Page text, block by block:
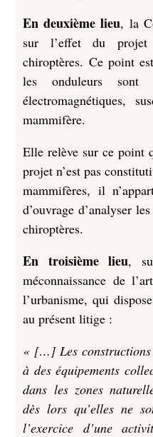
En deuxième lieu, la
sur l’effet du
chiroptères. Ce point
les onduleurs sont
électromagnétiques,
mammifère.
Elle relève sur ce point
projet n’est pas
mammifères, il
d’ouvrage d’analyser
chiroptères.
En troisième lieu,
méconnaissance de
l’urbanisme, qui
au présent litige :
« […] Les constructions
à des équipements
dans les zones
dès lors qu’elles ne
l’exercice d’une